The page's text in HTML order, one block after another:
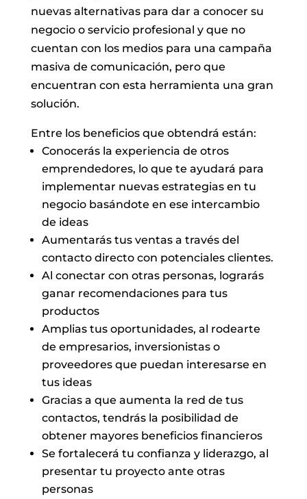
nuevas alternativas para dar a conocer su
negocio o servicio profesional y que no
cuentan con los medios para una campaña
masiva de comunicación, pero que
encuentran con esta herramienta una gran
solución.
Entre los beneficios que obtendrá están:
Conocerás la experiencia de otros
emprendedores, lo que te ayudará para
implementar nuevas estrategias en tu
negocio basándote en ese intercambio
de ideas
Aumentarás tus ventas a través del
contacto directo con potenciales clientes.
Al conectar con otras personas, lograrás
ganar recomendaciones para tus
productos
Amplias tus oportunidades, al rodearte
de empresarios, inversionistas o
proveedores que puedan interesarse en
tus ideas
Gracias a que aumenta la red de tus
contactos, tendrás la posibilidad de
obtener mayores beneficios financieros
Se fortalecerá tu confianza y liderazgo, al
presentar tu proyecto ante otras
personas